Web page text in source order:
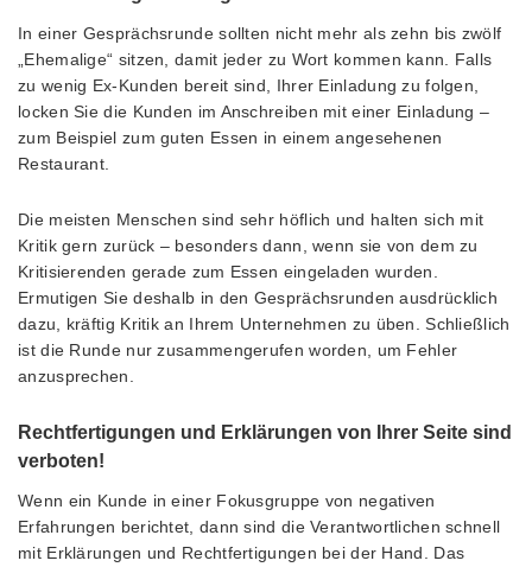
In einer Gesprächsrunde sollten nicht mehr als zehn bis zwölf
„Ehemalige“ sitzen, damit jeder zu Wort kommen kann. Falls
zu wenig Ex-Kunden bereit sind, Ihrer Einladung zu folgen,
locken Sie die Kunden im Anschreiben mit einer Einladung –
zum Beispiel zum guten Essen in einem angesehenen
Restaurant.
Die meisten Menschen sind sehr höflich und halten sich mit
Kritik gern zurück – besonders dann, wenn sie von dem zu
Kritisierenden gerade zum Essen eingeladen wurden.
Ermutigen Sie deshalb in den Gesprächsrunden ausdrücklich
dazu, kräftig Kritik an Ihrem Unternehmen zu üben. Schließlich
ist die Runde nur zusammengerufen worden, um Fehler
anzusprechen.
Rechtfertigungen und Erklärungen von Ihrer Seite sind
verboten!
Wenn ein Kunde in einer Fokusgruppe von negativen
Erfahrungen berichtet, dann sind die Verantwortlichen schnell
mit Erklärungen und Rechtfertigungen bei der Hand. Das